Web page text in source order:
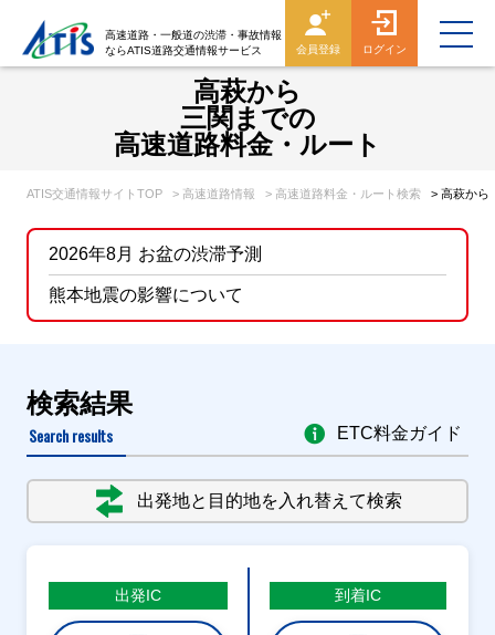
高速道路・一般道の渋滞・事故情報
ならATIS道路交通情報サービス
会員登録 ログイン
高萩から
三関までの
高速道路料金・ルート
ATIS交通情報サイトTOP > 高速道路情報 > 高速道路料金・ルート検索 > 高萩から
2026年8月 お盆の渋滞予測
熊本地震の影響について
検索結果
Search results
出発地と目的地を入れ替えて検索
ETC料金ガイド
出発IC 到着IC